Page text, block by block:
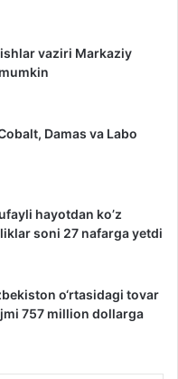
vaziri Markaziy
Damas va Labo
hayotdan ko’z
soni 27 nafarga yetdi
o‘rtasidagi tovar
757 million dollarga